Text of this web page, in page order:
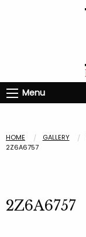
Menu
HOME GALLERY
2Z6A6757
2Z6A6757